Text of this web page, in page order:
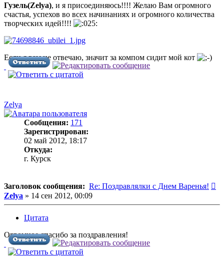
Гузель(Zelya), и я присоединяюсь!!!! Желаю Вам огромного
счастья, успехов во всех начинаниях и огромного количества
творческих идей!!!!
Если я вам не отвечаю, значит за компом сидит мой кот
Zelya
Сообщения: 171
Зарегистрирован:
02 май 2012, 18:17
Откуда:
г. Курск
Заголовок сообщения: Re: Поздравлялки с Днем Варенья!
Zelya » 14 сен 2012, 00:09
Цитата
Огромное спасибо за поздравления!